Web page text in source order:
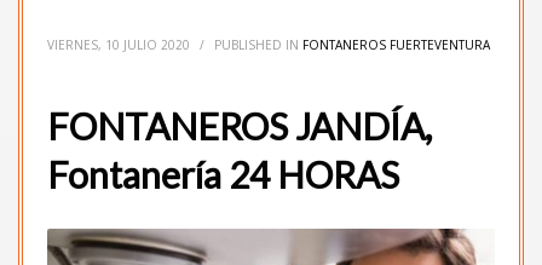
VIERNES, 10 JULIO 2020 / PUBLISHED IN FONTANEROS FUERTEVENTURA
FONTANEROS JANDÍA,
Fontanería 24 HORAS